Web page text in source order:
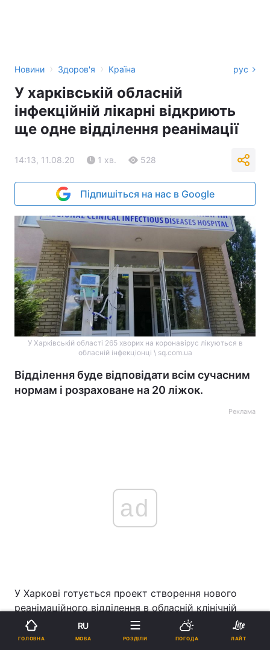
Новини › Здоров'я › Країна рус
У харківській обласній
інфекційній лікарні відкриють
ще одне відділення реанімації
14:13, 11.08.20 1 хв. 528
Підпишіться на нас в Google
У Харківській області 265 хворих на коронавірус лікуються в
обласній інфекціонці \ sq.com.ua
Відділення буде відповідати всім сучасним
нормам і розраховане на 20 ліжок.
Реклама
ad
У Харкові готується проект створення нового
реанімаційного відділення в обласній клінічній
інфекційній лікарні.
ГОЛОВНА
RU
МОВА РОЗДІЛИ ПОГОДА ЛАЙТ